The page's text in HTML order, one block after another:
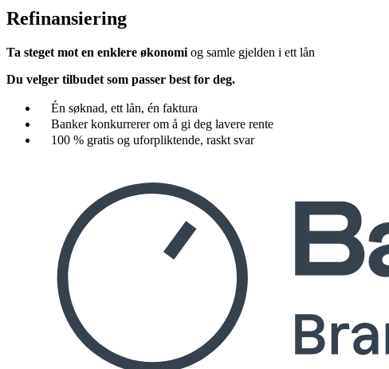
Refinansiering
Ta steget mot en enklere økonomi og samle gjelden i ett lån
Du velger tilbudet som passer best for deg.
Én søknad, ett lån, én faktura
Banker konkurrerer om å gi deg lavere rente
100 % gratis og uforpliktende, raskt svar